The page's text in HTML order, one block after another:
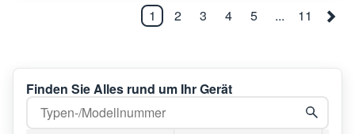
1 2 3 4 5 ... 11
Finden Sie Alles rund um Ihr Gerät